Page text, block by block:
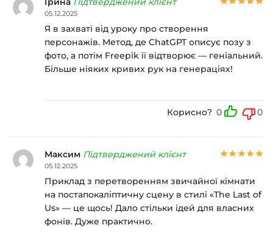
05.12.2025
Я в захваті від уроку про створення
персонажів. Метод, де ChatGPT описує позу з
фото, а потім Freepik її відтворює — геніальний.
Більше ніяких кривих рук на генераціях!
Корисно? 0 0
Максим Підтверджений клієнт
05.12.2025
Приклад з перетворенням звичайної кімнати
на постапокаліптичну сцену в стилі «The Last of
Us» — це щось! Дало стільки ідей для власних
фонів. Дуже практично.